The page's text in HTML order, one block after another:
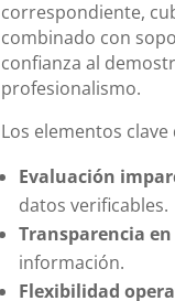
correspondiente,
combinado con
confianza al
profesionalismo.
Los elementos
Evaluación
datos verificables.
Transparencia
información.
Flexibilidad